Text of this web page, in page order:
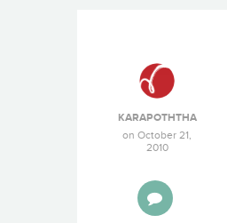
KARAPOTHTHA
on October 21,
2010